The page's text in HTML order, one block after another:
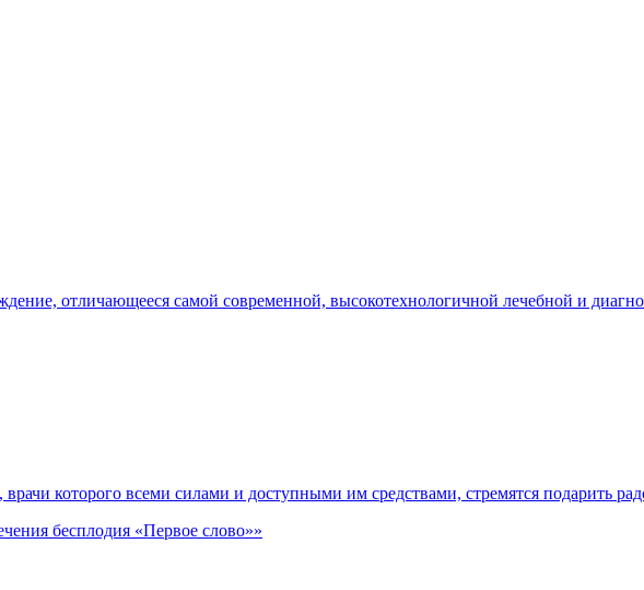
отличающееся самой современной, высокотехнологичной лечебной и
которого всеми силами и доступными им средствами, стремятся подарить
бесплодия «Первое слово»»